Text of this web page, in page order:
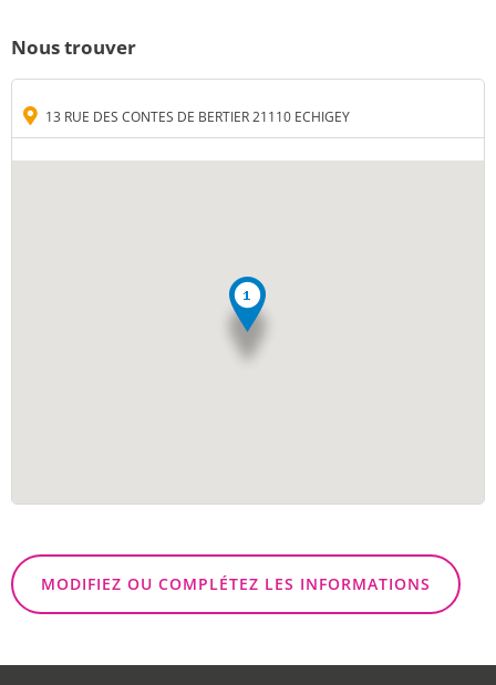
Nous trouver
13 RUE DES CONTES DE BERTIER 21110 ECHIGEY
MODIFIEZ OU COMPLÉTEZ LES INFORMATIONS